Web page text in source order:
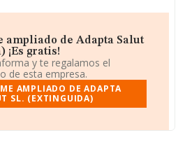
ampliado de Adapta Salut
¡Es gratis!
y te regalamos el
de esta empresa.
AMPLIADO DE ADAPTA
SL. (EXTINGUIDA)